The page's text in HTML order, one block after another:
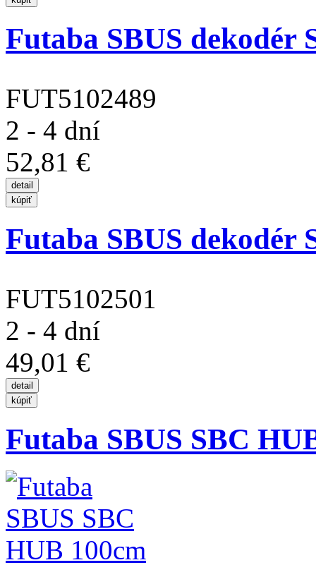
Futaba SBUS dekodér
FUT5102489
2 - 4 dní
52,81 €
Futaba SBUS dekodér
FUT5102501
2 - 4 dní
49,01 €
Futaba SBUS SBC